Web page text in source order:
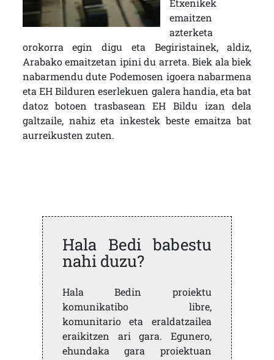
Etxenikek
emaitzen
azterketa
orokorra egin digu eta Begiristainek, aldiz,
Arabako emaitzetan ipini du arreta. Biek ala biek
nabarmendu dute Podemosen igoera nabarmena
eta EH Bilduren eserlekuen galera handia, eta bat
datoz botoen trasbasean EH Bildu izan dela
galtzaile, nahiz eta inkestek beste emaitza bat
aurreikusten zuten.
Hala Bedi babestu
nahi duzu?
Hala Bedin proiektu
komunikatibo libre,
komunitario eta eraldatzailea
eraikitzen ari gara. Egunero,
ehundaka gara proiektuan